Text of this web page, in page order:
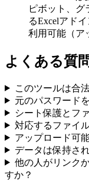
ピボット、
るExcelアド
利用可能（ア
よくある質
このツールは合
元のパスワード
シート保護とフ
対応するファイ
アップロード可
データは保持さ
他の人がリンク
すか？